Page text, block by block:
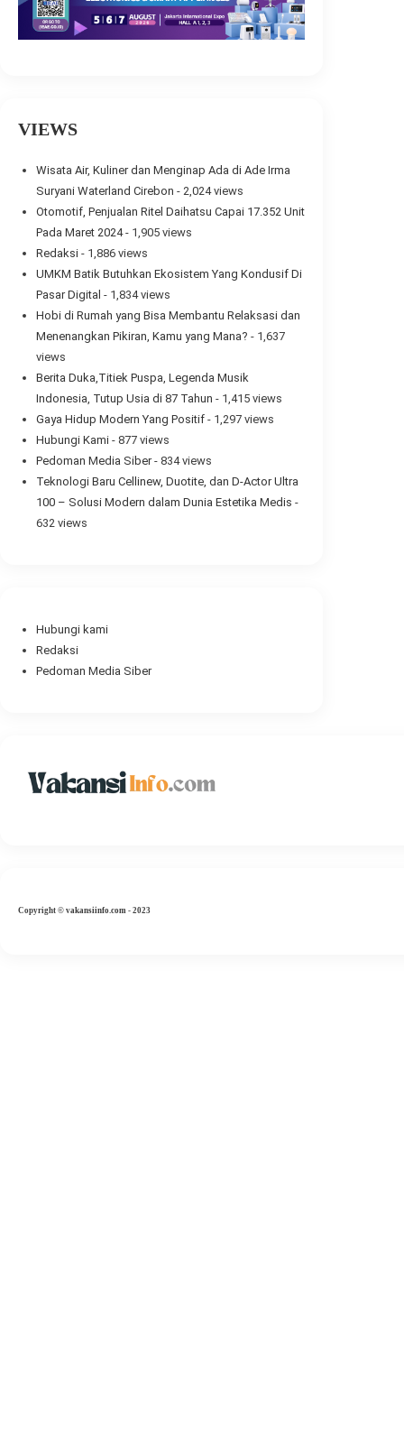
VIEWS
Wisata Air, Kuliner dan Menginap Ada di Ade Irma
Suryani Waterland Cirebon - 2,024 views
Otomotif, Penjualan Ritel Daihatsu Capai 17.352 Unit
Pada Maret 2024- 1,905 views
Redaksi - 1,886 views
UMKM Batik Butuhkan Ekosistem Yang Kondusif Di
Pasar Digital - 1,834 views
Hobi di Rumah yang Bisa Membantu Relaksasi dan
Menenangkan Pikiran, Kamu yang Mana? - 1,637
views
Berita Duka,Titiek Puspa, Legenda Musik
Indonesia, Tutup Usia di 87 Tahun - 1,415 views
Gaya Hidup Modern Yang Positif - 1,297 views
Hubungi Kami - 877 views
Pedoman Media Siber- 834 views
Teknologi Baru Cellinew, Duotite, dan D-Actor Ultra
100 – Solusi Modern dalam Dunia Estetika Medis -
632 views
Hubungi kami
Redaksi
Pedoman Media Siber
Copyright © vakansiinfo.com - 2023